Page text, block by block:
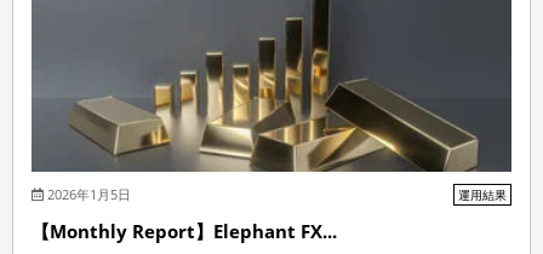
2026年1月5日 運用結果
【Monthly Report】Elephant FX...